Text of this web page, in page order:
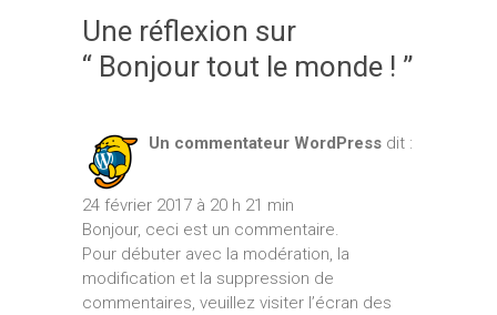
Une réflexion sur
“ Bonjour tout le monde ! ”
Un commentateur WordPress dit :
24 février 2017 à 20 h 21 min
Bonjour, ceci est un commentaire.
Pour débuter avec la modération, la
modification et la suppression de
commentaires, veuillez visiter l’écran des